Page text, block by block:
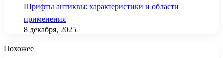
Шрифты антиквы: характеристики и области
применения
8 декабря, 2025
Похожее